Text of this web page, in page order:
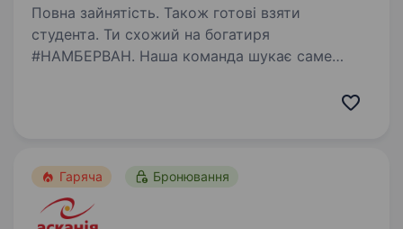
Повна зайнятість. Також готові взяти
студента. Ти схожий на богатиря
#НАМБЕРВАН. Наша команда шукає саме
розвантажувально-навантажувальні роботи
Гаряча Бронювання